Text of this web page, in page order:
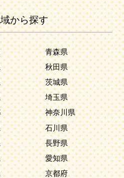
から探す
青森県
秋田県
茨城県
埼玉県
神奈川県
石川県
長野県
愛知県
京都府